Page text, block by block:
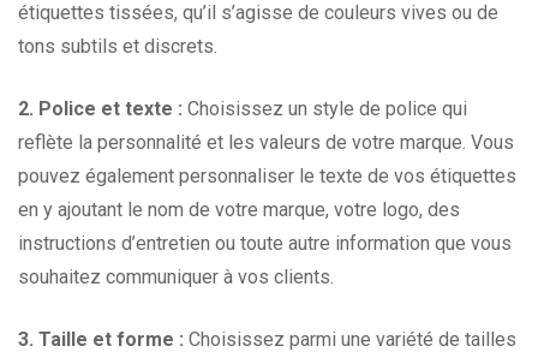
étiquettes tissées, qu’il s’agisse de couleurs vives ou de
tons subtils et discrets.
2. Police et texte : Choisissez un style de police qui
reflète la personnalité et les valeurs de votre marque. Vous
pouvez également personnaliser le texte de vos étiquettes
en y ajoutant le nom de votre marque, votre logo, des
instructions d’entretien ou toute autre information que vous
souhaitez communiquer à vos clients.
3. Taille et forme : Choisissez parmi une variété de tailles